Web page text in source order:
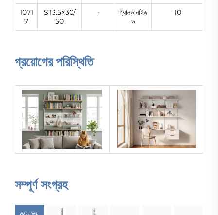
1071
7
ST3.5×30/
50
-
গ্যালভানাইজ
ড
10
প্রয়োগের পরিস্থিতি
সম্পূর্ণ সংগ্রহ